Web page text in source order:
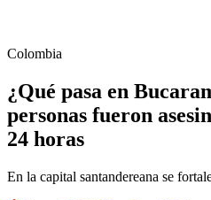
Colombia
¿Qué pasa en
personas fueron
24 horas
En la capital santandereana se